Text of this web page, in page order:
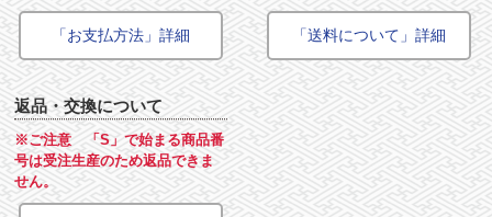
「お支払方法」詳細 「送料について」詳細
返品・交換について
※ご注意 「S」で始まる商品番
号は受注生産のため返品できま
せん。